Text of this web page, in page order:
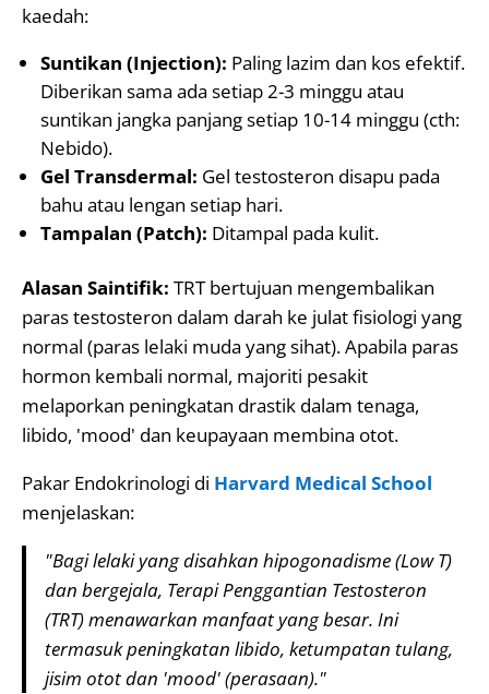
kaedah:
Suntikan (Injection): Paling lazim dan kos efektif.
Diberikan sama ada setiap 2-3 minggu atau
suntikan jangka panjang setiap 10-14 minggu (cth:
Nebido).
Gel Transdermal: Gel testosteron disapu pada
bahu atau lengan setiap hari.
Tampalan (Patch): Ditampal pada kulit.
Alasan Saintifik: TRT bertujuan mengembalikan
paras testosteron dalam darah ke julat fisiologi yang
normal (paras lelaki muda yang sihat). Apabila paras
hormon kembali normal, majoriti pesakit
melaporkan peningkatan drastik dalam tenaga,
libido, 'mood' dan keupayaan membina otot.
Pakar Endokrinologi di Harvard Medical School
menjelaskan:
"Bagi lelaki yang disahkan hipogonadisme (Low T)
dan bergejala, Terapi Penggantian Testosteron
(TRT) menawarkan manfaat yang besar. Ini
termasuk peningkatan libido, ketumpatan tulang,
jisim otot dan 'mood' (perasaan)."